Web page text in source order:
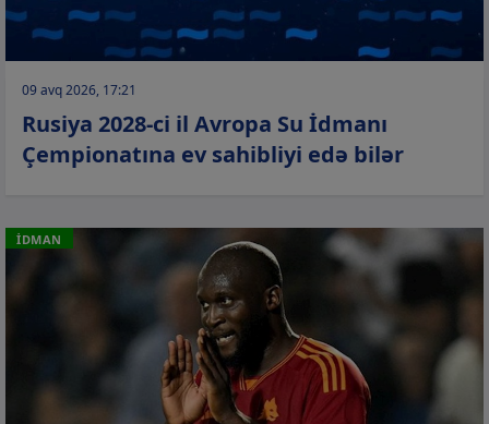
09 avq 2026, 17:21
Rusiya 2028-ci il Avropa Su İdmanı
Çempionatına ev sahibliyi edə bilər
İDMAN